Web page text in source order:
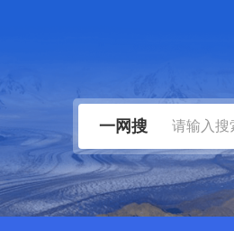
一网搜